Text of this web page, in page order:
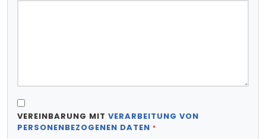
VEREINBARUNG MIT VERARBEITUNG VON
PERSONENBEZOGENEN DATEN *